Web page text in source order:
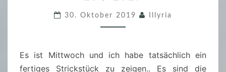
/
2
1
9
30. Oktober 2019 Illyria
Es ist Mittwoch und ich habe tatsächlich ein
fertiges Strickstück zu zeigen.. Es sind die